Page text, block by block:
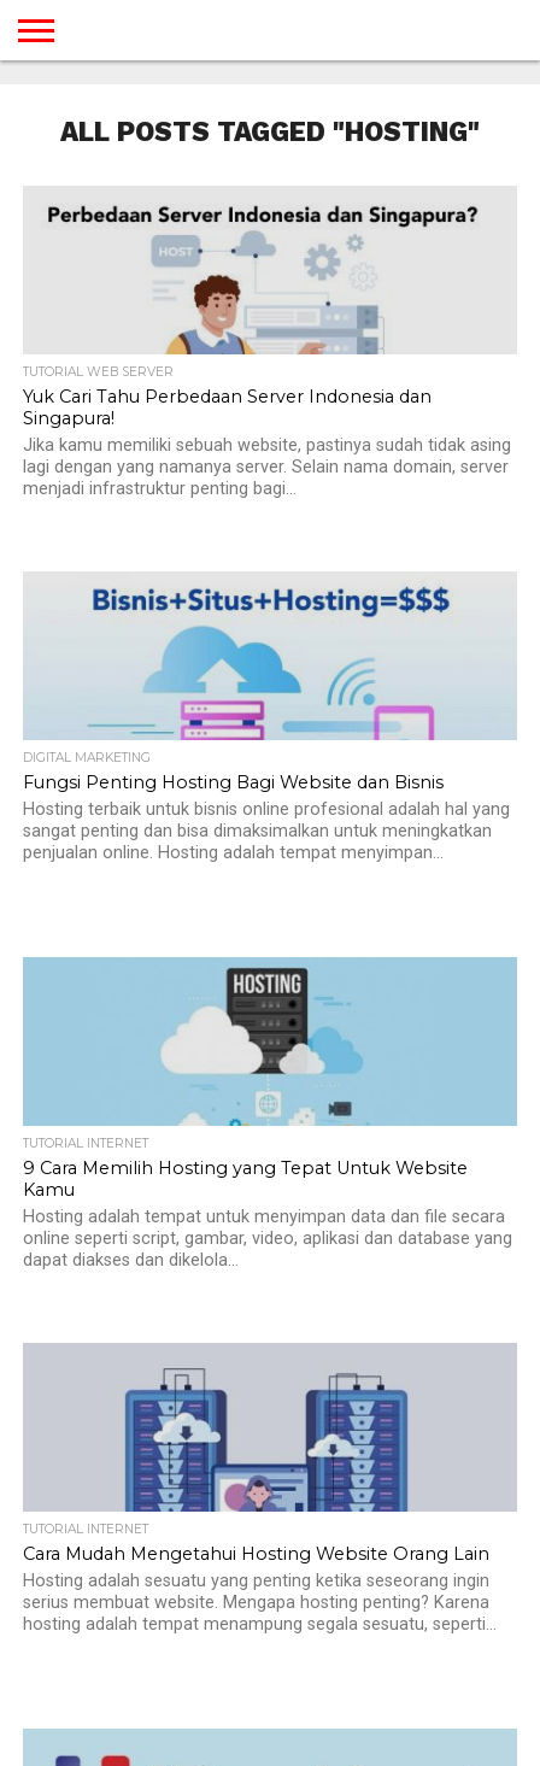
GAMES
DESAIN
ANDROID
IOS
YOUTUBE
INTERNET
WINDOWS
LINUX
MACINTOSH
MESSENGER
BLOGSPOT
WORDPRESS
PEMROGRAMAN
SEO
WEB
SERVER
ALL POSTS TAGGED "HOSTING"
TUTORIAL WEB SERVER
Yuk Cari Tahu Perbedaan Server Indonesia dan
Singapura!
Jika kamu memiliki sebuah website, pastinya sudah tidak asing
lagi dengan yang namanya server. Selain nama domain, server
menjadi infrastruktur penting bagi...
DIGITAL MARKETING
Fungsi Penting Hosting Bagi Website dan Bisnis
Hosting terbaik untuk bisnis online profesional adalah hal yang
sangat penting dan bisa dimaksimalkan untuk meningkatkan
penjualan online. Hosting adalah tempat menyimpan...
TUTORIAL INTERNET
9 Cara Memilih Hosting yang Tepat Untuk Website
Kamu
Hosting adalah tempat untuk menyimpan data dan file secara
online seperti script, gambar, video, aplikasi dan database yang
dapat diakses dan dikelola...
TUTORIAL INTERNET
Cara Mudah Mengetahui Hosting Website Orang Lain
Hosting adalah sesuatu yang penting ketika seseorang ingin
serius membuat website. Mengapa hosting penting? Karena
hosting adalah tempat menampung segala sesuatu, seperti...